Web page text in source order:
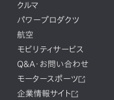
クルマ
パワープロダクツ
航空
モビリティサービス
Q&A・お問い合わせ
モータースポーツ
企業情報サイト